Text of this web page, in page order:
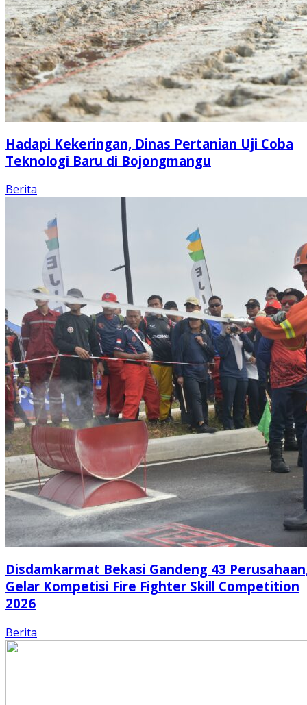
Hadapi Kekeringan, Dinas Pertanian Uji Coba
Teknologi Baru di Bojongmangu
Berita
Disdamkarmat Bekasi Gandeng 43
Gelar Kompetisi Fire Fighter Skill Competition
2026
Berita